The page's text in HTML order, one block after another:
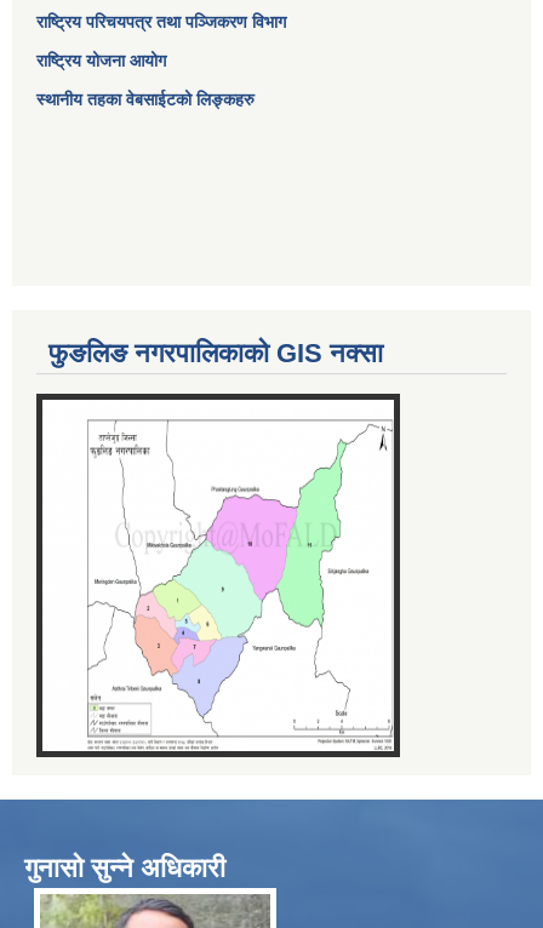
राष्ट्रिय परिचयपत्र तथा पञ्जिकरण विभाग
राष्ट्रिय योजना आयोग
स्थानीय तहका वेबसाईटको लिङ्कहरु
फुङलिङ नगरपालिकाको GIS नक्सा
गुनासो सुन्ने अधिकारी